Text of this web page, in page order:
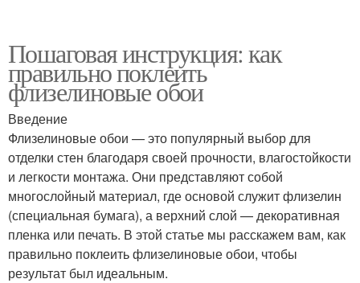
Пошаговая инструкция: как
правильно поклеить
флизелиновые обои
Введение
Флизелиновые обои — это популярный выбор для
отделки стен благодаря своей прочности, влагостойкости
и легкости монтажа. Они представляют собой
многослойный материал, где основой служит флизелин
(специальная бумага), а верхний слой — декоративная
пленка или печать. В этой статье мы расскажем вам, как
правильно поклеить флизелиновые обои, чтобы
результат был идеальным.